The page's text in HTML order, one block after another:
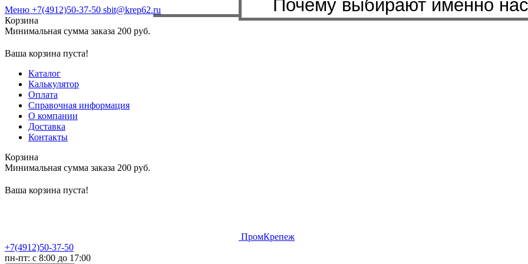
Меню +7(4912)50-37-50 sbit@krep62.ru
Корзина
Минимальная сумма заказа 200 руб.
Ваша корзина пуста!
Каталог
Калькулятор
Оплата
Справочная информация
О компании
Доставка
Контакты
Корзина
Минимальная сумма заказа 200 руб.
Ваша корзина пуста!
ПромКрепеж
+7(4912)50-37-50
пн-пт: с 8:00 до 17:00
Почему выбирают именно